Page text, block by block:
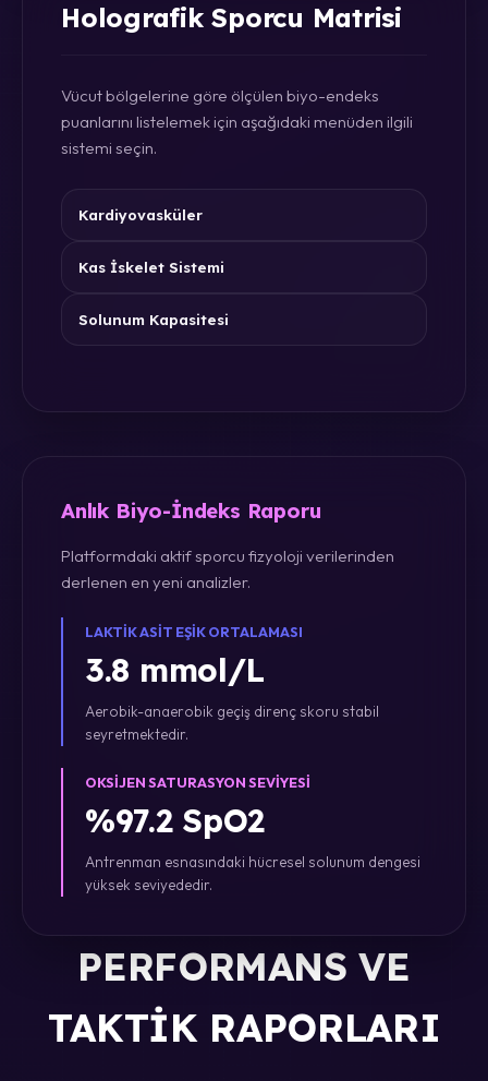
Holografik Sporcu Matrisi
Vücut bölgelerine göre ölçülen biyo-endeks
puanlarını listelemek için aşağıdaki menüden ilgili
sistemi seçin.
Kardiyovasküler
Kas İskelet Sistemi
Solunum Kapasitesi
Anlık Biyo-İndeks Raporu
Platformdaki aktif sporcu fizyoloji verilerinden
derlenen en yeni analizler.
LAKTIK ASIT EŞIK ORTALAMASI
3.8 mmol/L
Aerobik-anaerobik geçiş direnç skoru stabil
seyretmektedir.
OKSIJEN SATURASYON SEVIYESI
%97.2 SpO2
Antrenman esnasındaki hücresel solunum dengesi
yüksek seviyededir.
PERFORMANS VE
TAKTIK RAPORLARI